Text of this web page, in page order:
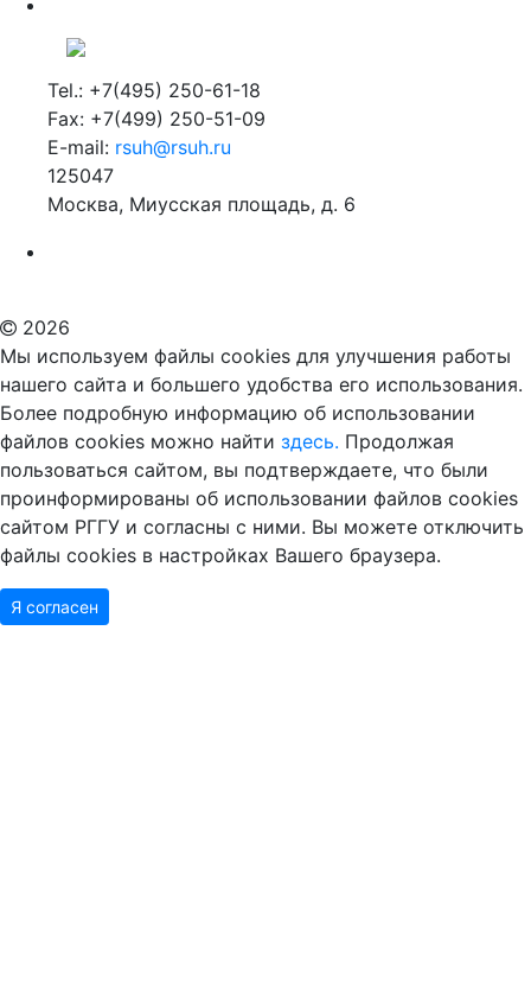
Tel.: +7(495) 250-61-18
Fax: +7(499) 250-51-09
E-mail:rsuh@rsuh.ru
125047
Москва, Миусская площадь, д. 6
Российский государственный гуманитарный университет
Мы используем файлы cookies для улучшения работы
нашего сайта и большего удобства его использования.
Более подробную информацию об использовании
файлов cookies можно найтиздесь.Продолжая
пользоваться сайтом, вы подтверждаете, что были
проинформированы об использовании файлов cookies
сайтом РГГУ и согласны с ними. Вы можете отключить
файлы cookies в настройках Вашего браузера.